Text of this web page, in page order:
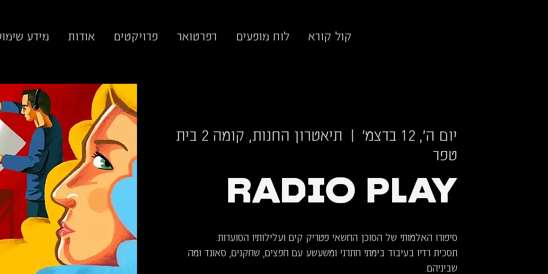
קול קורא לוח מופעים רפרטואר פרויקטים אודות מידע
יום ה׳, 12 בדצמ׳
  |
תיאטרון החנות, קומה 2 בית
טפר
RADIO PLAY
תסכית רדיו בעיבוד בימתי חתרני ומשעשע עם חפצים, שחקנים, סאונד ומה